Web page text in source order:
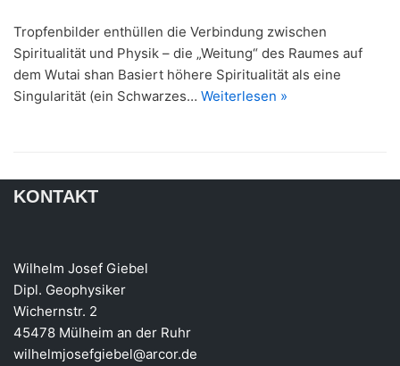
Tropfenbilder enthüllen die Verbindung zwischen
Spiritualität und Physik – die „Weitung“ des Raumes auf
dem Wutai shan Basiert höhere Spiritualität als eine
Singularität (ein Schwarzes… Weiterlesen »
KONTAKT
Wilhelm Josef Giebel
Dipl. Geophysiker
Wichernstr. 2
45478 Mülheim an der Ruhr
wilhelmjosefgiebel@arcor.de